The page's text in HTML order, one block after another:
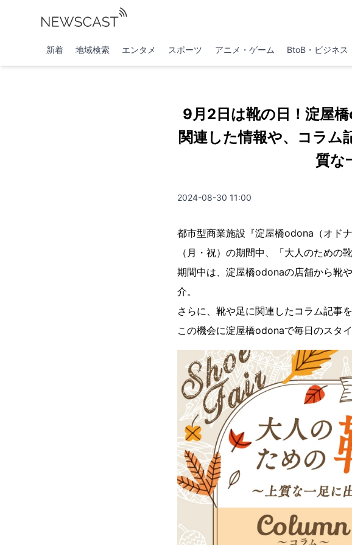
新着 地域検索 エンタメ スポーツ アニメ・ゲーム BtoB・ビジネス
9月2日は靴の日！淀屋
関連した情報や、コラム
質な
2024-08-30 11:00
都市型商業施設『淀屋橋odona（オド
（月・祝）の期間中、「大人のため
期間中は、淀屋橋odonaの店舗から靴
介。
さらに、靴や足に関連したコラム記事
この機会に淀屋橋odonaで毎日のスタ